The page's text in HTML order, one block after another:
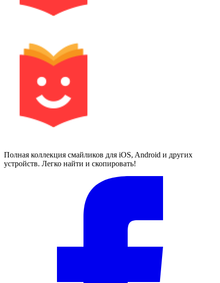
Полная коллекция смайликов для iOS, Android и других
устройств. Легко найти и скопировать!